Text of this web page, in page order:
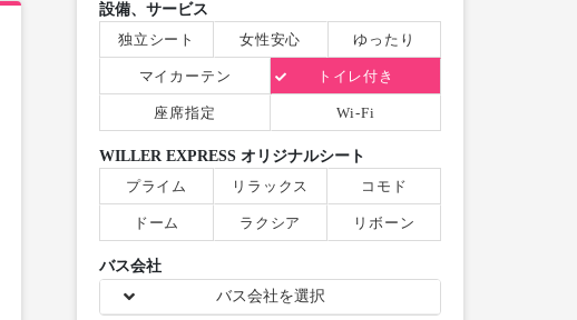
設備、サービス
独立シート
女性安心 ゆったり
マイカーテン トイレ付き
座席指定 Wi-Fi
WILLER EXPRESS オリジナルシート
プライム
リラックス コモド
ドーム ラクシア リボーン
バス会社
バス会社を選択